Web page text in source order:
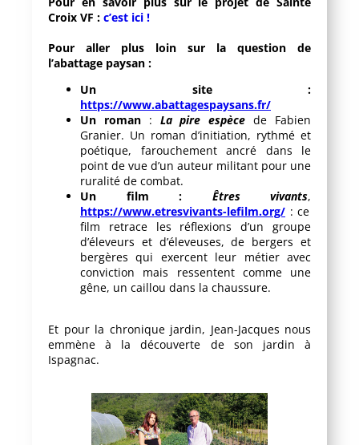
Croix VF : c’est ici !
Pour aller plus loin sur la question de
l’abattage paysan :
Un site :
https://www.abattagespaysans.fr/
Un roman : La pire espèce de Fabien
Granier. Un roman d’initiation, rythmé et
poétique, farouchement ancré dans le
point de vue d’un auteur militant pour une
ruralité de combat.
Un film :
Êtres vivants,
https://www.etresvivants-lefilm.org/ : ce
film retrace les réflexions d’un groupe
d’éleveurs et d’éleveuses, de bergers et
bergères qui exercent leur métier avec
conviction mais ressentent comme une
gêne, un caillou dans la chaussure.
Et pour la chronique jardin, Jean-Jacques nous
emmène à la découverte de son jardin à
Ispagnac.